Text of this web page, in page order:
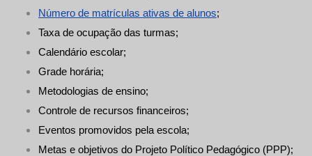
Número de matrículas ativas de alunos;
Taxa de ocupação das turmas;
Calendário escolar;
Grade horária;
Metodologias de ensino;
Controle de recursos financeiros;
Eventos promovidos pela escola;
Metas e objetivos do Projeto Político Pedagógico (PPP);